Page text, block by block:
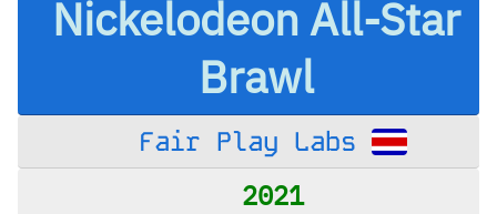
Nickelodeon All-Star
Brawl
Fair Play Labs
2021